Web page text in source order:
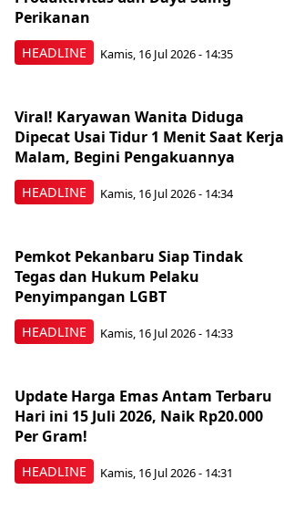
HEADLINE
Perikanan
Kamis, 16 Jul 2026 - 14:35
HEADLINE
Viral! Karyawan Wanita Diduga
Dipecat Usai Tidur 1 Menit Saat Kerja
Malam, Begini Pengakuannya
Kamis, 16 Jul 2026 - 14:34
HEADLINE
Pemkot Pekanbaru Siap Tindak
Tegas dan Hukum Pelaku
Penyimpangan LGBT
Kamis, 16 Jul 2026 - 14:33
HEADLINE
Update Harga Emas Antam Terbaru
Hari ini 15 Juli 2026, Naik Rp20.000
Per Gram!
Kamis, 16 Jul 2026 - 14:31